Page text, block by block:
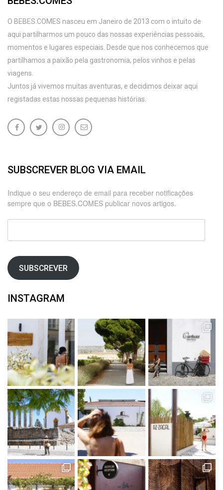
O BEBES.COMES nasceu em Janeiro de 2013 com o intuito de
aqui partilharmos um pouco das nossas experiências pessoais,
momentos e lugares especiais. Desde que nos conhecemos que
partilhamos a paixão pela gastronomia, pelos vinhos e pelas
viagens.
Juntos já vivemos muitas aventuras, e decidimos deixar aqui
registadas estas nossas pequenas histórias.
SUBSCREVER BLOG VIA EMAIL
Indique o seu endereço de email para receber notificações
sempre que o BEBES.COMES publicar novos artigos.
SUBSCREVER
INSTAGRAM